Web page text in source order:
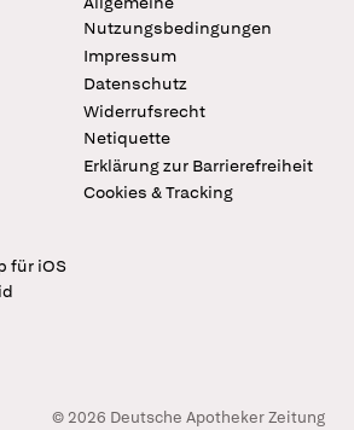
Nutzungsbedingungen
Impressum
Datenschutz
Widerrufsrecht
Netiquette
Erklärung zur Barrierefreiheit
Cookies & Tracking
für iOS
© 2026 Deutsche Apotheker Zeitung